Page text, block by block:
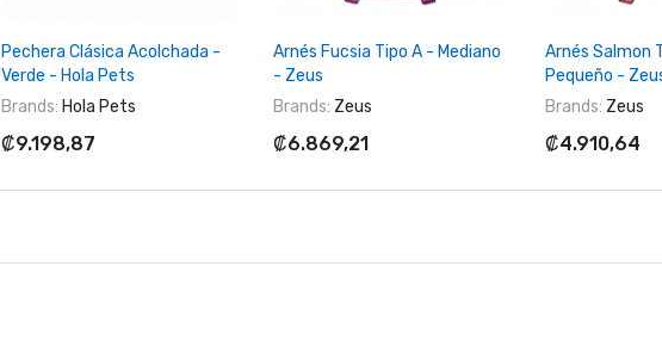
+ Agregar Al Carrito
Pechera Clásica Acolchada -
Verde - Hola Pets
Brands: Hola Pets
₡9.198,87
+ Agregar Al Carrito
Arnés Fucsia Tipo A - Mediano
- Zeus
Brands: Zeus
₡6.869,21
+
Arnés Salmon
Pequeño -
Brands: Zeus
₡4.910,64